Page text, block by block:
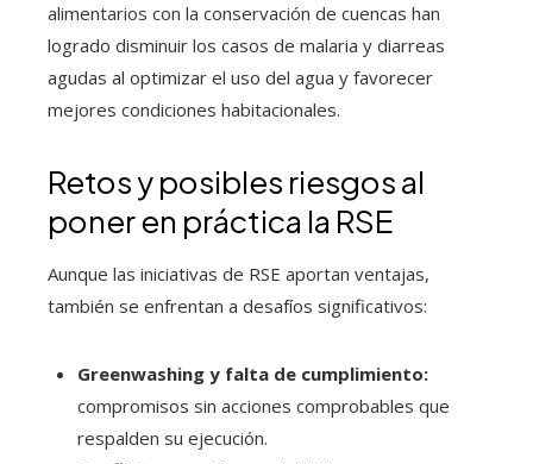
alimentarios con la conservación de cuencas han
logrado disminuir los casos de malaria y diarreas
agudas al optimizar el uso del agua y favorecer
mejores condiciones habitacionales.
Retos y posibles riesgos al
poner en práctica la RSE
Aunque las iniciativas de RSE aportan ventajas,
también se enfrentan a desafíos significativos:
Greenwashing y falta de cumplimiento:
compromisos sin acciones comprobables que
respalden su ejecución.